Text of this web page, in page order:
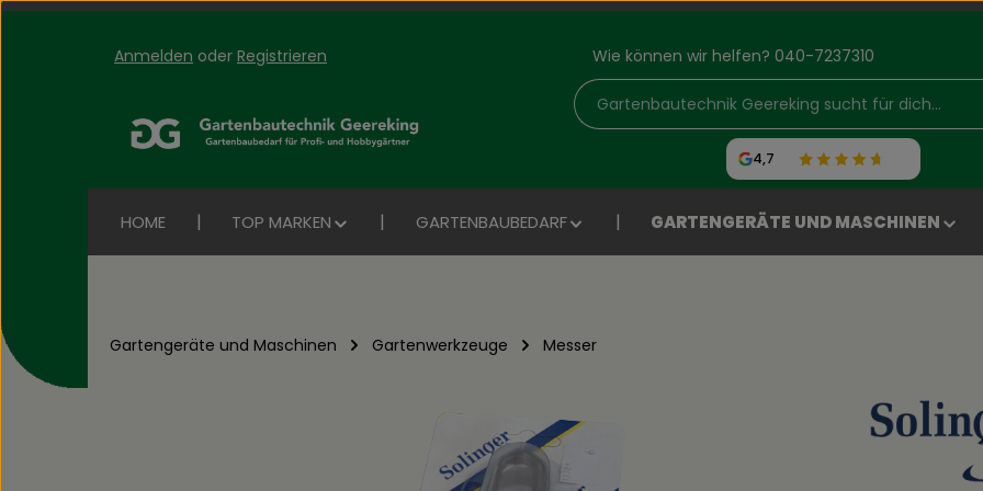
Zum Hauptinhalt springen
Zur Suche springen
Zur Hauptnavigation springen
Anmelden oder Registrieren Wie können wir helfen? 040-7237310
4,7
HOME TOP MARKEN GARTENBAUBEDARF GARTENGERÄTE UND MASCHINEN
Gartengeräte und Maschinen Gartenwerkzeuge Messer